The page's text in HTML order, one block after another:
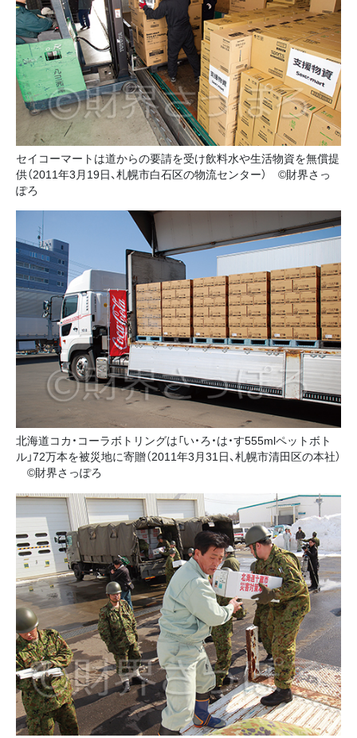
セイコーマートは道からの要請を受け飲料水や生活物資を無償提
供（2011年3月19日、札幌市白石区の物流センター） ©財界さっ
ぽろ
北海道コカ・コーラボトリングは「い・ろ・は・す555mlペットボト
ル」72万本を被災地に寄贈（2011年3月31日、札幌市清田区の本社）
©財界さっぽろ